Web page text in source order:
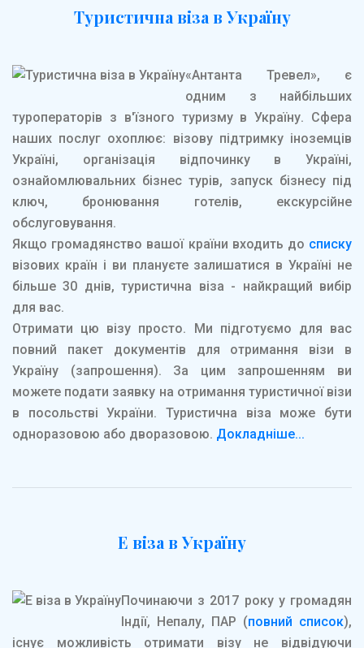
Туристична віза в Україну
«Антанта Тревел», є
одним з найбільших
туроператорів з в'їзного туризму в Україну. Сфера
наших послуг охоплює: візову підтримку іноземців
Україні, організація відпочинку в Україні,
ознайомлювальних бізнес турів, запуск бізнесу під
ключ, бронювання готелів, екскурсійне
обслуговування.
Якщо громадянство вашої країни входить до списку
візових країн і ви плануєте залишатися в Україні не
більше 30 днів, туристична віза - найкращий вибір
для вас.
Отримати цю візу просто. Ми підготуємо для вас
повний пакет документів для отримання візи в
Україну (запрошення). За цим запрошенням ви
можете подати заявку на отримання туристичної візи
в посольстві України. Туристична віза може бути
одноразовою або дворазовою. Докладніше...
Е віза в Україну
Починаючи з 2017 року у громадян
Індії, Непалу, ПАР (повний список),
існує можливість отримати візу не відвідуючи